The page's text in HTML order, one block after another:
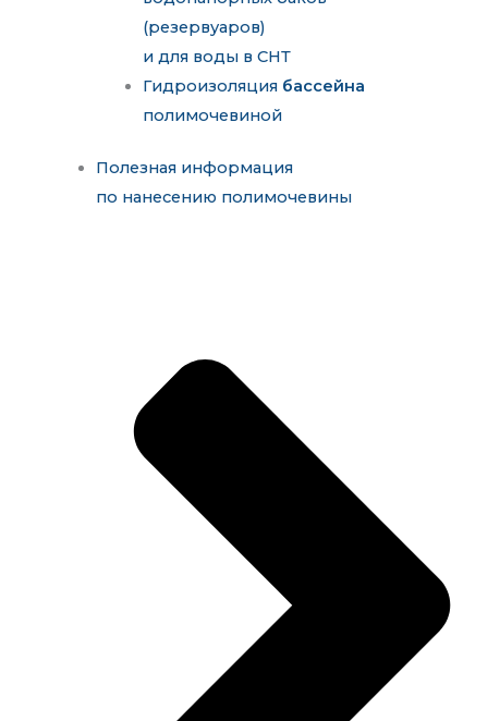
(резервуаров)
и для воды в СНТ
Гидроизоляция бассейна
полимочевиной
Полезная информация
по нанесению полимочевины